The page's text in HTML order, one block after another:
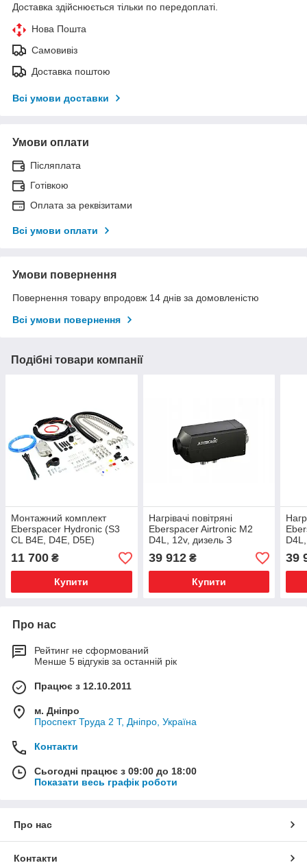
Доставка здійснюється тільки по передоплаті.
Нова Пошта
Самовивіз
Доставка поштою
Всі умови доставки
Умови оплати
Післяплата
Готівкою
Оплата за реквізитами
Всі умови оплати
Умови повернення
Повернення товару впродовж 14 днів за домовленістю
Всі умови повернення
Подібні товари компанії
Монтажний комплект
Eberspacer Hydronic (S3
CL B4E, D4E, D5E)
11 700 ₴
Купити
Нагрівачі повітряні
Eberspacer Airtronic M2
D4L, 12v, дизель З
Монтажним Комплектом
39 912₴
Купити
39
Про нас
Рейтинг не сформований
Менше 5 відгуків за останній рік
Працює з 12.10.2011
м. Дніпро
Проспект Труда 2 Т, Дніпро, Україна
Контакти
Сьогодні працює з 09:00 до 18:00
Показати весь графік роботи
Про нас
Контакти